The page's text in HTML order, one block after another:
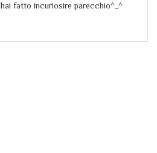
fatto incuriosire parecchio^_^